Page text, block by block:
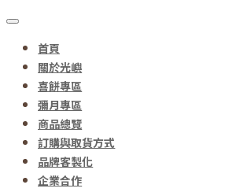
首頁
關於光嶼
喜餅專區
彌月專區
商品總覽
訂購與取貨方式
品牌客製化
企業合作